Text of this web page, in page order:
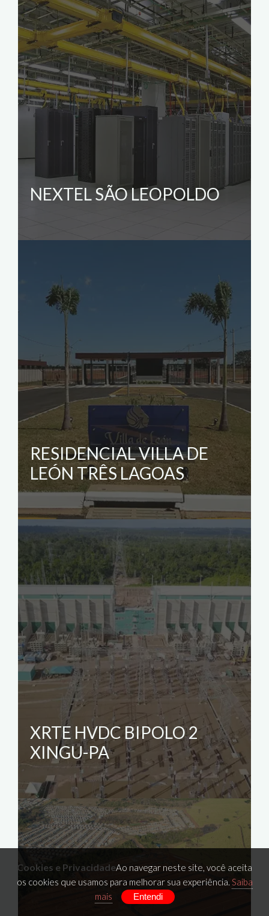
NEXTEL SÃO LEOPOLDO
RESIDENCIAL VILLA DE
LEÓN TRÊS LAGOAS
XRTE HVDC BIPOLO 2
XINGU-PA
Cookies e PrivacidadeAo navegar neste site, você aceita
os cookies que usamos para melhorar sua experiência. Saiba
mais
Entendi